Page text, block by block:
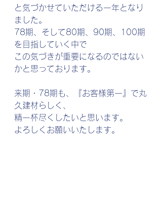
と気づかせていただける一年となり
ました。
78期、そして80期、90期、100期
を目指していく中で
この気づきが重要になるのではない
かと思っております。
来期・78期も、『お客様第一』で丸
久建材らしく、
精一杯尽くしたいと思います。
よろしくお願いいたします。